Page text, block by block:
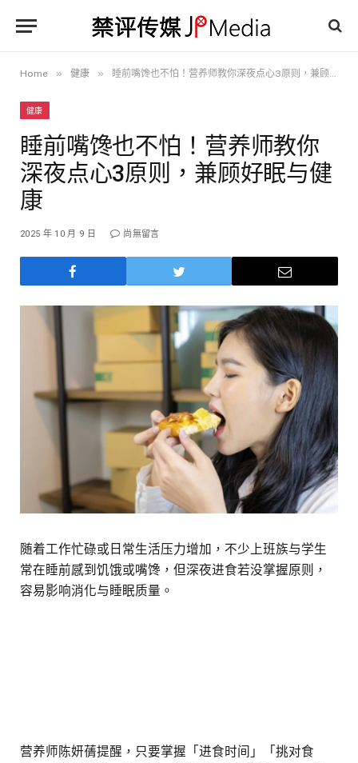
Home » 健康 » 睡前嘴馋也不怕！营养师教你深夜点心3原则，兼顾好眠与健康
健康
睡前嘴馋也不怕！营养师教你
深夜点心3原则，兼顾好眠与健
康
2025 年 10 月 9 日 尚無留言
随着工作忙碌或日常生活压力增加，不少上班族与学生
常在睡前感到饥饿或嘴馋，但深夜进食若没掌握原则，
容易影响消化与睡眠质量。
营养师陈妍蒨提醒，只要掌握「进食时间」「挑对食